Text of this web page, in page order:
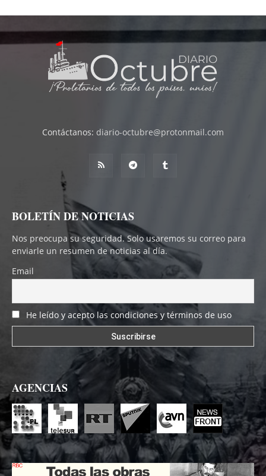
Contáctanos: diario-octubre@protonmail.com
BOLETÍN DE NOTICIAS
Nos preocupa su seguridad. Solo usaremos su correo para
enviarle un resumen de noticias al día.
Email
He leído y acepto las condiciones y términos de uso
AGENCIAS